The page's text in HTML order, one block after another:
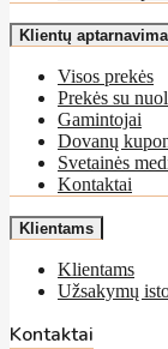
Klientų
Visos prekės
Prekės su
Gamintojai
Dovanų
Svetainės
Kontaktai
Klientams
Klientams
Užsakymų
Kontaktai